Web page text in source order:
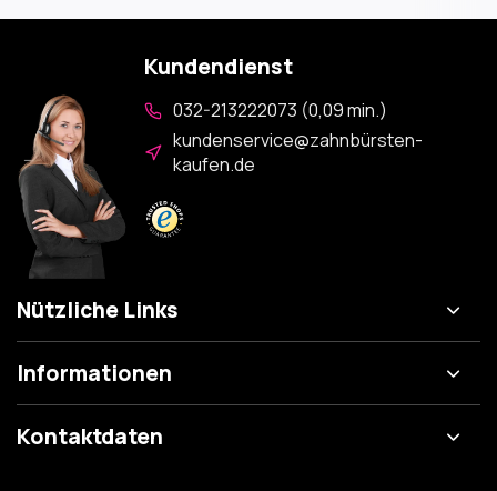
Kundendienst
032-213222073 (0,09 min.)
kundenservice@zahnbürsten-
kaufen.de
Nützliche Links
Informationen
Kontaktdaten